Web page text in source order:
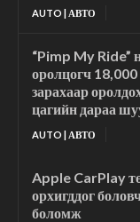
AUTO | АВТО
“Pimp My Ride”
оролцогч
зарахаар
цагийн дараа
AUTO | АВТО
Apple CarPlay
орхигддог
боломж